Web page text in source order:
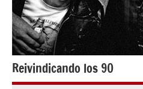
Reivindicando los 90